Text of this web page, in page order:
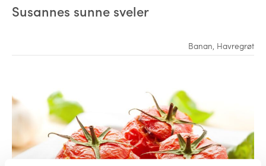
Susannes sunne sveler
Banan Havregrøt